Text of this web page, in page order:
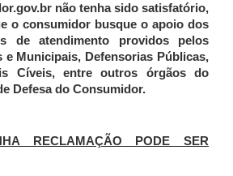
não tenha sido satisfatório,
o consumidor busque o apoio dos
de atendimento providos pelos
e Municipais, Defensorias Públicas,
Cíveis, entre outros órgãos do
Defesa do Consumidor.
RECLAMAÇÃO PODE SER